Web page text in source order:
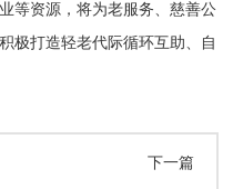
等资源，将为老服务、慈善公
极打造轻老代际循环互助、自
下一篇